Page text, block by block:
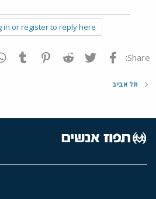
in or register to reply here.
Share: פייסבוק Twitter
Reddit
Pinterest
תל אביב